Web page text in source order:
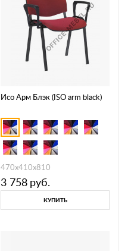
Исо Арм Блэк (ISO arm black)
470х410х810
3 758 руб.
КУПИТЬ